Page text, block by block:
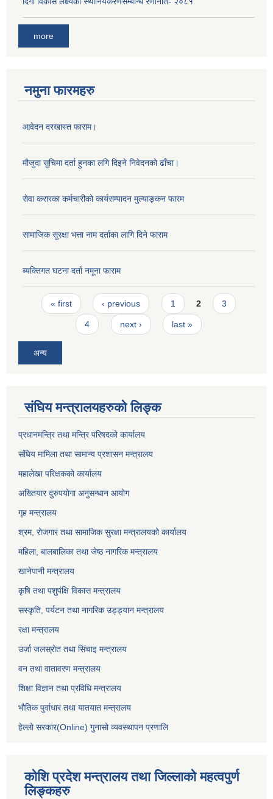
more
नमुना फारमहरु
आवेदन दरखास्त फाराम।
मौजुदा सुचिमा दर्ता हुनका लगि दिइने निवेदनको ढाँचा।
सेवा करारका कर्मचारीको कार्यसम्पादन मुल्याङ्‍कन फारम
सामाजिक सुरक्षा भत्ता नाम दर्ताका लागि दिने फाराम
ब्यक्तिगत घटना दर्ता नमूना फाराम
Pages
« first ‹ previous 1 2 3
4 next › last »
अन्य
संघिय मन्त्रालयहरुको लिङ्‍क
प्रधानमन्त्रि तथा मन्त्रि परिषदको कार्यालय
संघिय मामिला तथा सामान्य प्रशासन मन्त्रालय
महालेखा परिक्षकको कार्यालय
अख्तियार दुरुपयोगा अनुसन्धान आयोग
गृह मन्त्रालय
श्रम, रोजगार तथा सामाजिक सुरक्षा मन्त्रालयको कार्यालय
महिला, बालबालिका तथा जेष्ठ नागरिक मन्त्रालय
खानेपानी मन्त्रालय
कृषि तथा पशुपंक्षि विकास मन्त्रालय
सस्कृति, पर्यटन तथा नागरिक उड्ड्यान मन्त्रालय
रक्षा मन्त्रालय
उर्जा जलस्रोत तथा सिंचाइ मन्‍त्रालय
वन तथा वातावरण मन्त्रालय
शिक्षा विज्ञान तथा प्रविधि मन्त्रालय
भौतिक पुर्वाधार तथा यातयात मन्त्रालय
हेल्लो सरकार(Online) गुनासो व्यवस्थापन प्रणालि
कोशि प्रदेश मन्त्रालय तथा जिल्लाको महत्वपुर्ण
लिङ्कहरु